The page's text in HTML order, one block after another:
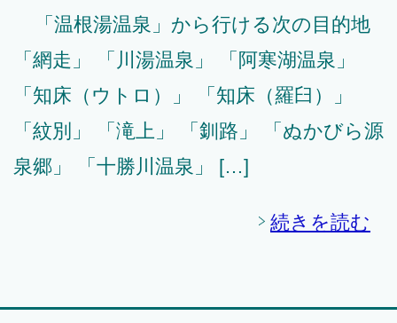
「温根湯温泉」から行ける次の目的地
「網走」 「川湯温泉」 「阿寒湖温泉」
「知床（ウトロ）」 「知床（羅臼）」
「紋別」 「滝上」 「釧路」 「ぬかびら源
泉郷」 「十勝川温泉」 […]
続きを読む